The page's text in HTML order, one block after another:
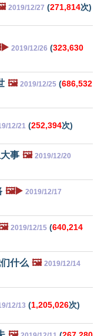
2019/12/27 (271,814次)
2019/12/26 (323,630
🖼️ 2019/12/25 (686,532
12/21 (252,394次)
事 🖼️ 2019/12/20
🖼️▶️ 2019/12/17
2019/12/15 (640,214
什么 🖼️ 2019/12/14
12/13 (1,205,026次)